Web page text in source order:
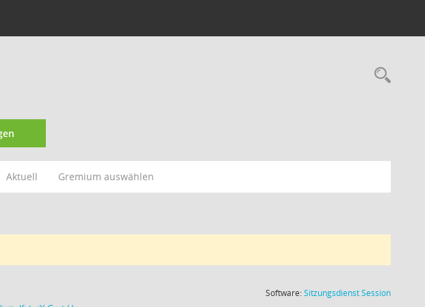
Aktuell Gremium auswählen
Software:SitzungsdienstSession(Wird in